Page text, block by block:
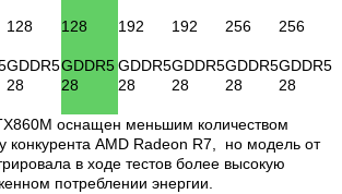
128 128 192 192 256 256
GDDR5GDDR5GDDR5GDDR5GDDR5GDDR5
28 28 28 28 28 28
оснащен меньшим количеством
конкурента AMD Radeon R7, но модель от
в ходе тестов более высокую
потреблении энергии.